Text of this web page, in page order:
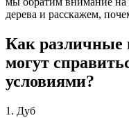
дерева и расскажем,
Как различные
могут
условиями?
1. Дуб